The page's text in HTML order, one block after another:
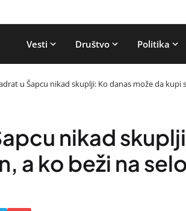
Vesti Društvo Politika
u Šapcu nikad skuplji: Ko danas može da kupi
nikad
a ko beži na